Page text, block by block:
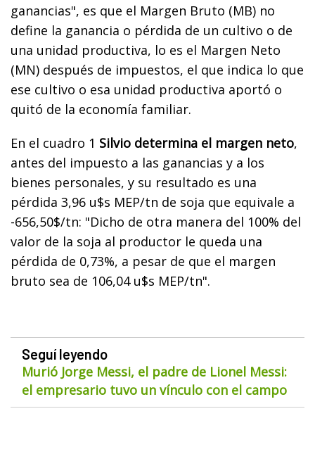
ganancias", es que el Margen Bruto (MB) no
define la ganancia o pérdida de un cultivo o de
una unidad productiva, lo es el Margen Neto
(MN) después de impuestos, el que indica lo que
ese cultivo o esa unidad productiva aportó o
quitó de la economía familiar.
En el cuadro 1 Silvio determina el margen neto,
antes del impuesto a las ganancias y a los
bienes personales, y su resultado es una
pérdida 3,96 u$s MEP/tn de soja que equivale a
-656,50$/tn: "Dicho de otra manera del 100% del
valor de la soja al productor le queda una
pérdida de 0,73%, a pesar de que el margen
bruto sea de 106,04 u$s MEP/tn".
Seguí leyendo
Murió Jorge Messi, el padre de Lionel Messi:
el empresario tuvo un vínculo con el campo